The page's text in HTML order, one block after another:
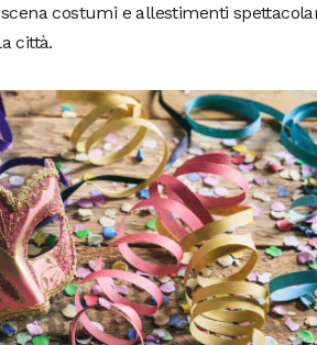
costumi e allestimenti
città.